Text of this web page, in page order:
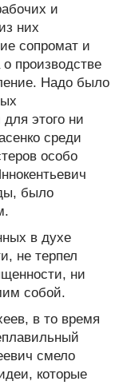
и
них
сопромат и
производстве
Надо было
этого ни
среди
особо
было
в духе
не терпел
ни
собой.
в то время
смело
которые